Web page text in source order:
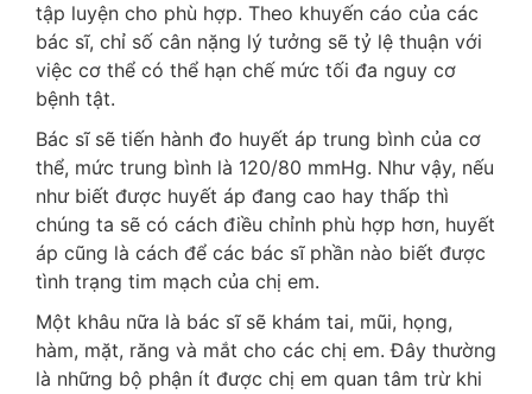
tập luyện cho phù hợp. Theo khuyến cáo của các
bác sĩ, chỉ số cân nặng lý tưởng sẽ tỷ lệ thuận với
việc cơ thể có thể hạn chế mức tối đa nguy cơ
bệnh tật.
Bác sĩ sẽ tiến hành đo huyết áp trung bình của cơ
thể, mức trung bình là 120/80 mmHg. Như vậy, nếu
như biết được huyết áp đang cao hay thấp thì
chúng ta sẽ có cách điều chỉnh phù hợp hơn, huyết
áp cũng là cách để các bác sĩ phần nào biết được
tình trạng tim mạch của chị em.
Một khâu nữa là bác sĩ sẽ khám tai, mũi, họng,
hàm, mặt, răng và mắt cho các chị em. Đây thường
là những bộ phận ít được chị em quan tâm trừ khi